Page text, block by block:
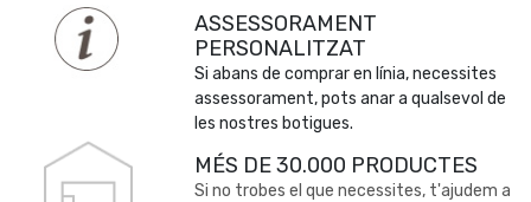
ASSESSORAMENT
PERSONALITZAT
Si abans de comprar en línia, necessites
assessorament, pots anar a qualsevol de
les nostres botigues.
MÉS DE 30.000 PRODUCTES
Si no trobes el que necessites, t'ajudem a